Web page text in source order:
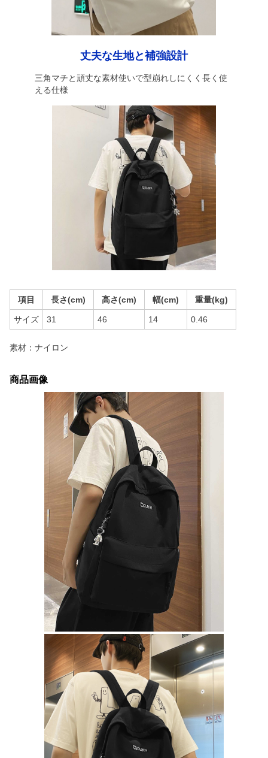
丈夫な生地と補強設計
三角マチと頑丈な素材使いで型崩れしにくく長く使
える仕様
項目 長さ(cm) 高さ(cm) 幅(cm) 重量(kg)
サイズ 31 46 14 0.46
素材：ナイロン
商品画像